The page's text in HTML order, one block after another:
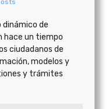
dinámico de
hace un tiempo
ciudadanos de
modelos y
y trámites